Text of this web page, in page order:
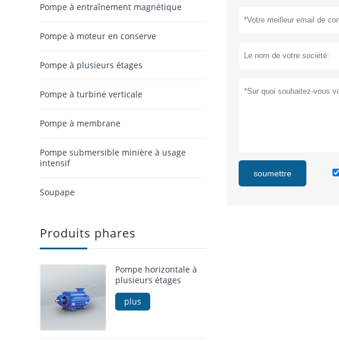
soumettre
Pompe à entraînement magnétique
Pompe à moteur en conserve
Pompe à plusieurs étages
Pompe à turbine verticale
Pompe à membrane
Pompe submersible minière à usage
intensif
Soupape
Produits phares
Pompe horizontale à
plusieurs étages
plus